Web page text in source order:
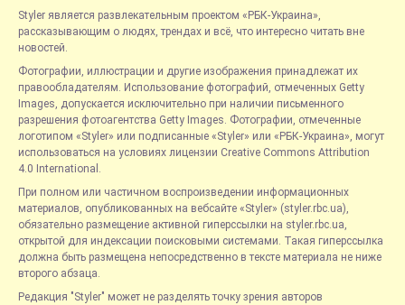
Styler является развлекательным проектом «РБК-Украина»,
рассказывающим о людях, трендах и всё, что интересно читать вне
новостей.
Фотографии, иллюстрации и другие изображения принадлежат их
правообладателям. Использование фотографий, отмеченных Getty
Images, допускается исключительно при наличии письменного
разрешения фотоагентства Getty Images. Фотографии, отмеченные
логотипом «Styler» или подписанные «Styler» или «РБК-Украина», могут
использоваться на условиях лицензии Creative Commons Attribution
4.0 International.
При полном или частичном воспроизведении информационных
материалов, опубликованных на вебсайте «Styler» (styler.rbc.ua),
обязательно размещение активной гиперссылки на styler.rbc.ua,
открытой для индексации поисковыми системами. Такая гиперссылка
должна быть размещена непосредственно в тексте материала не ниже
второго абзаца.
Редакция "Styler" может не разделять точку зрения авторов